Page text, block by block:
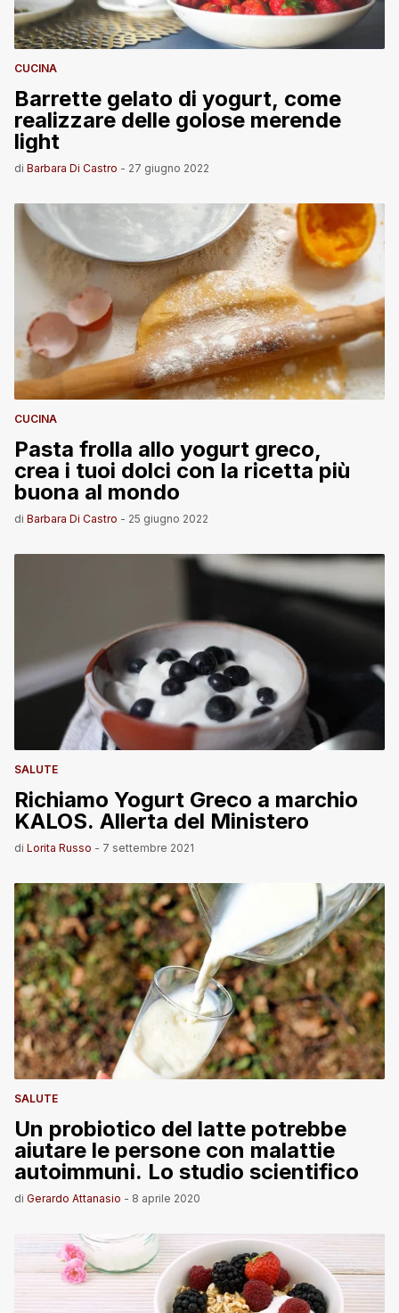
CUCINA
Barrette gelato di yogurt, come
realizzare delle golose merende
light
di Barbara Di Castro - 27 giugno 2022
CUCINA
Pasta frolla allo yogurt greco,
crea i tuoi dolci con la ricetta più
buona al mondo
di Barbara Di Castro - 25 giugno 2022
SALUTE
Richiamo Yogurt Greco a marchio
KALOS. Allerta del Ministero
di Lorita Russo - 7 settembre 2021
SALUTE
Un probiotico del latte potrebbe
aiutare le persone con malattie
autoimmuni. Lo studio scientifico
di Gerardo Attanasio - 8 aprile 2020